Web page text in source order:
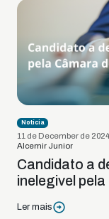
Notícia
11 de December de
Alcemir Junior
Candidato a
inelegivel
Ler mais